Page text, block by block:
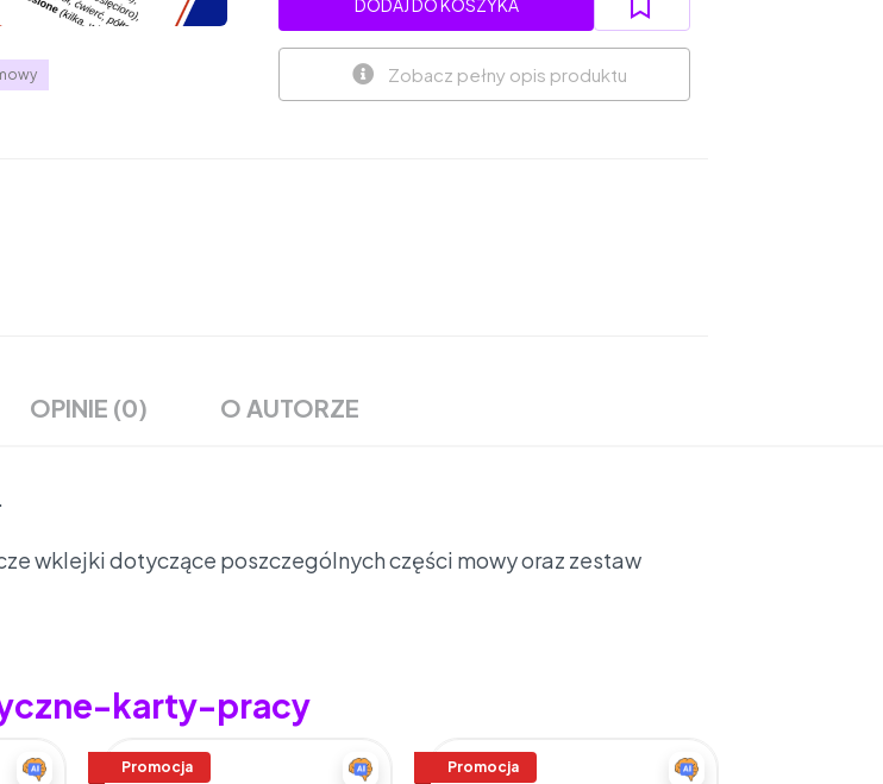
DODAJ DO KOSZYKA
Zobacz pełny opis produktu
OPINIE (0) O AUTORZE
wklejki dotyczące poszczególnych części mowy oraz zestaw
karty-pracy
Promocja Promocja